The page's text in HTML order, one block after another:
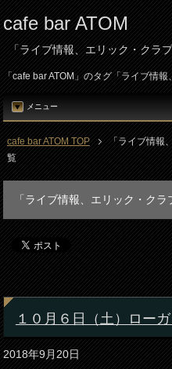
cafe bar ATOM
「ライブ情報、エリック・クラ
「cafe bar ATOM」のタグ「ライブ情
メニュー
cafe bar ATOM TOP
「ライブ情報
覧
「ライブ情報、エリック・ク
１０月６日（土）ロー
2018年9月20日